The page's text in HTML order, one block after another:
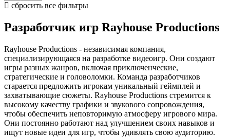
сбросить все фильтры
Разработчик игр Rayhouse Productions
Rayhouse Productions - независимая компания,
специализирующаяся на разработке видеоигр. Они создают
игры разных жанров, включая приключенческие,
стратегические и головоломки. Команда разработчиков
старается предложить игрокам уникальный геймплей и
захватывающие сюжеты. Rayhouse Productions стремится к
высокому качеству графики и звукового сопровождения,
чтобы обеспечить неповторимую атмосферу игрового мира.
Они постоянно работают над улучшением своих навыков и
ищут новые идеи для игр, чтобы удивлять свою аудиторию.